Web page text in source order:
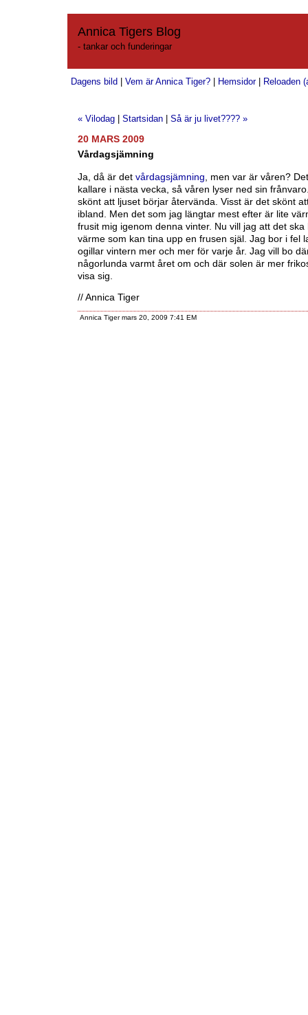
Annica Tigers Blog
- tankar och funderingar
Dagens bild Vem är Annica Tiger? Hemsidor| Reloaden
« Vilodag Startsidan
Så är ju livet???? »
20 MARS 2009
Vårdagsjämning
Ja, då är det vårdagsjämning, men var är våren?
kallare i nästa vecka, så våren lyser ned sin
skönt att ljuset börjar återvända. Visst är det skönt
ibland. Men det som jag längtar mest efter är lite
frusit mig igenom denna vinter. Nu vill jag att det ska
värme som kan tina upp en frusen själ. Jag bor i fel
ogillar vintern mer och mer för varje år. Jag vill bo
någorlunda varmt året om och där solen är mer
visa sig.
// Annica Tiger
Annica Tiger mars 20, 2009 7:41 EM